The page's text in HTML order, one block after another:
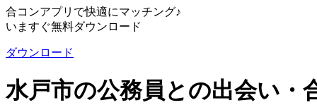
合コンアプリで快適にマッチング♪
いますぐ無料ダウンロード
ダウンロード
水戸市の公務員との出会い・